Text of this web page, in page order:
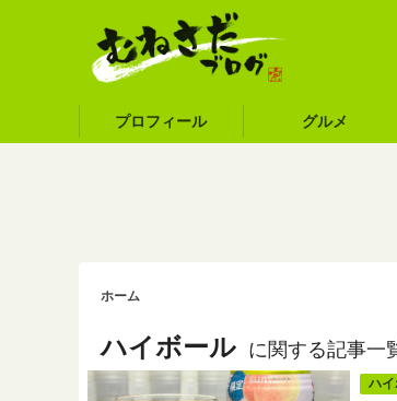
プロフィール グルメ
ホーム
ハイボール に関する記事一
ハ